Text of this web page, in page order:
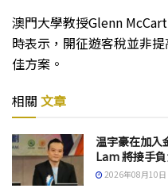
澳門大學教授Glenn
時表示，開征遊客稅並非
佳方案。
相關 文章
温宇豪在加入
Lam 將接手
2026年08月10日